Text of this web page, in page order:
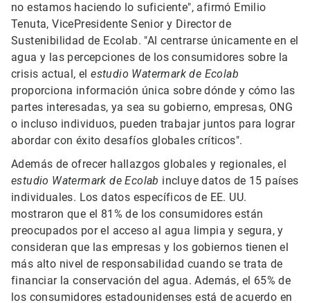
no estamos haciendo lo suficiente", afirmó Emilio
Tenuta, VicePresidente Senior y Director de
Sustenibilidad de Ecolab. "Al centrarse únicamente en el
agua y las percepciones de los consumidores sobre la
crisis actual, elestudio Watermark de Ecolab
proporciona información única sobre dónde y cómo las
partes interesadas, ya sea su gobierno, empresas, ONG
o incluso individuos, pueden trabajar juntos para lograr
abordar con éxito desafíos globales críticos".
Además de ofrecer hallazgos globales y regionales, el
estudio Watermark de Ecolab incluye datos de 15 países
individuales. Los datos específicos de EE. UU.
mostraron que el 81% de los consumidores están
preocupados por el acceso al agua limpia y segura, y
consideran que las empresas y los gobiernos tienen el
más alto nivel de responsabilidad cuando se trata de
financiar la conservación del agua. Además, el 65% de
los consumidores estadounidenses está de acuerdo en